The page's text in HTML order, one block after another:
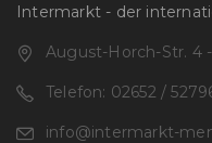
Intermarkt - der
August-Horch-Str. 4
Telefon: 02652 /
info@intermarkt-